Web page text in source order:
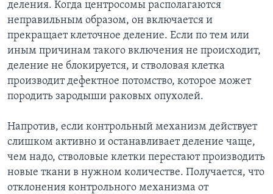
деления. Когда центросомы располагаются
неправильным образом, он включается и
прекращает клеточное деление. Если по тем или
иным причинам такого включения не происходит,
деление не блокируется, и стволовая клетка
производит дефектное потомство, которое может
породить зародыши раковых опухолей.
Напротив, если контрольный механизм действует
слишком активно и останавливает деление чаще,
чем надо, стволовые клетки перестают производить
новые ткани в нужном количестве. Получается, что
отклонения контрольного механизма от